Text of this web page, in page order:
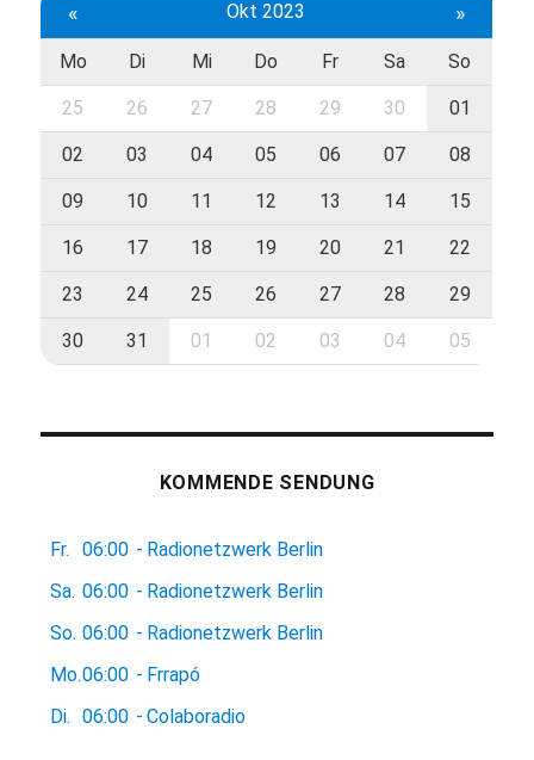
« Okt 2023 »
Mo Di Mi Do Fr Sa So
25 26 27 28 29 30 01
02 03 04 05 06 07 08
09 10 11 12 13 14 15
16 17 18 19 20 21 22
23 24 25 26 27 28 29
30 31 01 02 03 04 05
KOMMENDE SENDUNG
Fr. 06:00 - Radionetzwerk Berlin
Sa. 06:00 - Radionetzwerk Berlin
So. 06:00 - Radionetzwerk Berlin
Mo.06:00 - Frrapó
Di.
06:00 - Colaboradio